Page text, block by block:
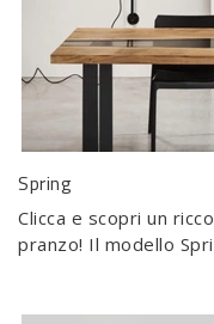
Spring
Clicca e scopri un
pranzo! Il modello